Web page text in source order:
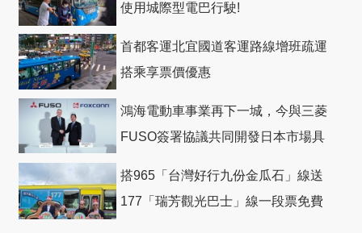
使用城際型電巴行駛!
首都客運北宜國道客運路線增班疏運
搭乘享票價優惠
鴻海電動車事業再下一城，今與三菱
FUSO簽署協議共同開發日本市場具
搭965「台灣好行九份金瓜石」線送
177「瑞芳觀光巴士」線一段票免費